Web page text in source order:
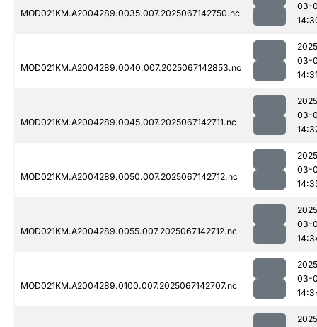
MOD021KM.A2004289.0035.007.2025067142750.nc
03-
MOD021KM.A2004289.0040.007.2025067142853.nc
03-
MOD021KM.A2004289.0045.007.2025067142711.nc
03-
MOD021KM.A2004289.0050.007.2025067142712.nc
03-
MOD021KM.A2004289.0055.007.2025067142712.nc
03-
MOD021KM.A2004289.0100.007.2025067142707.nc
03-